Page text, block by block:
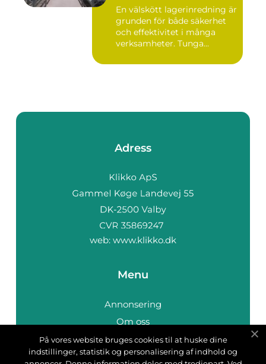
En välskött lagerinredning är
grunden för både säkerhet
och effektivitet i många
verksamheter. Tunga...
Adress
web: www.klikko.dk
Menu
Annonsering
Om oss
Cookies
Kontakta oss
På vores website bruges cookies til at huske dine
indstillinger, statistik og personalisering af indhold og